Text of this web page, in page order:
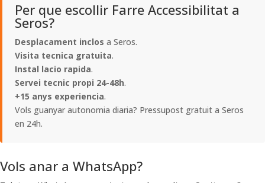
Per que escollir Farre Accessibilitat a
Seros?
Desplacament inclos a Seros.
Visita tecnica gratuita.
Instal lacio rapida.
Servei tecnic propi 24-48h.
+15 anys experiencia.
Vols guanyar autonomia diaria? Pressupost gratuit a Seros
en 24h.
Vols anar a WhatsApp?